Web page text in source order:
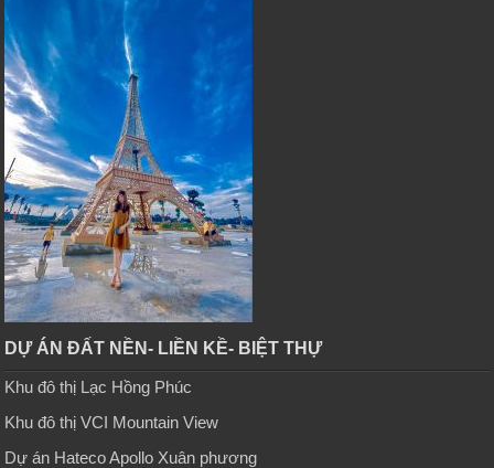
DỰ ÁN ĐẤT NỀN- LIỀN KỀ- BIỆT THỰ
Khu đô thị Lạc Hồng Phúc
Khu đô thị VCI Mountain View
Dự án Hateco Apollo Xuân phương